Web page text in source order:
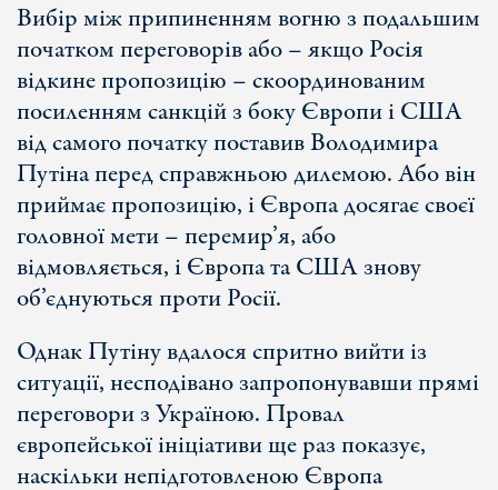
Вибір між припиненням вогню з подальшим
початком переговорів або – якщо Росія
відкине пропозицію – скоординованим
посиленням санкцій з боку Європи і США
від самого початку поставив Володимира
Путіна перед справжньою дилемою. Або він
приймає пропозицію, і Європа досягає своєї
головної мети – перемир’я, або
відмовляється, і Європа та США знову
об’єднуються проти Росії.
Однак Путіну вдалося спритно вийти із
ситуації, несподівано запропонувавши прямі
переговори з Україною. Провал
європейської ініціативи ще раз показує,
наскільки непідготовленою Європа